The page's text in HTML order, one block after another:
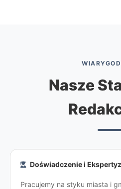
Nasze
Doświadczenie i
Pracujemy na styku miasta i